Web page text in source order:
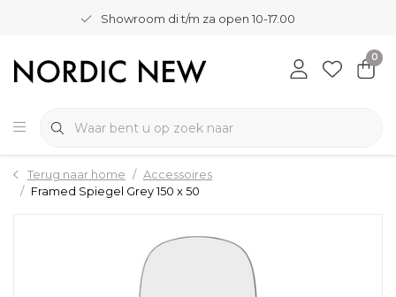
Showroom di t/m za open 10-17.00
0
Terug naar home
Accessoires
Framed Spiegel Grey 150 x 50